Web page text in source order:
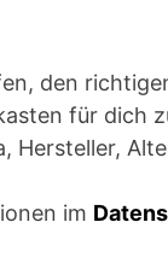
den
für dich
Hersteller,
im